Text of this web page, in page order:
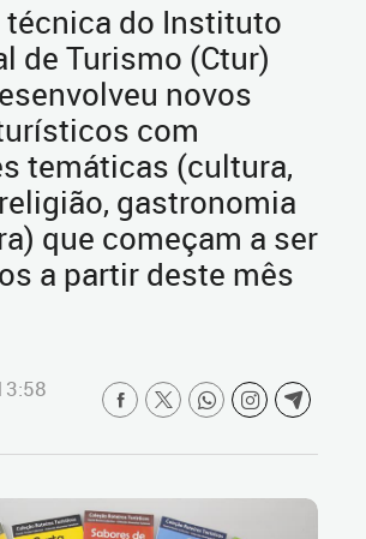
técnica do Instituto
de Turismo (Ctur)
novos
com
temáticas (cultura,
gastronomia
que começam a ser
a partir deste mês